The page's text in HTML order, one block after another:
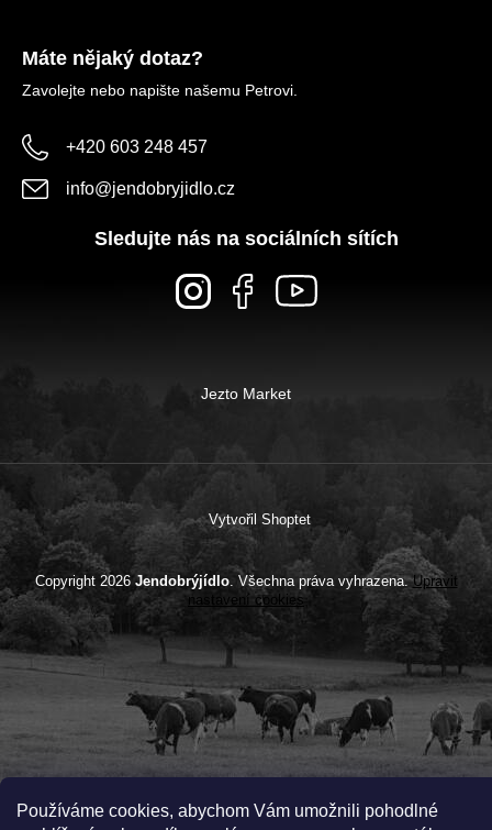
Používáme cookies, abychom Vám umožnili pohodlné
Máte nějaký dotaz?
Zavolejte nebo napište našemu Petrovi.
+420 603 248 457
info@jendobryjidlo.cz
Sledujte nás na sociálních sítích
Jezto Market
Vytvořil Shoptet
Copyright 2026Jendobrýjídlo. Všechna práva vyhrazena.Upravit
nastavení cookies